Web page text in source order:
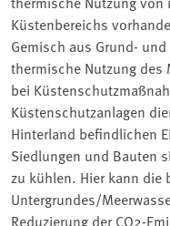
Küstenbereichs
Gemisch aus Grund-
thermische Nutzung des
bei
Küstenschutzanlagen
Hinterland befindlichen
Siedlungen und Bauten
zu kühlen. Hier kann die
Untergrundes/
Reduzierung der CO2-